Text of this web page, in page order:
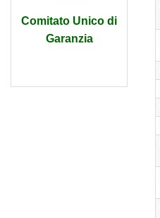
Comitato Unico di
Garanzia